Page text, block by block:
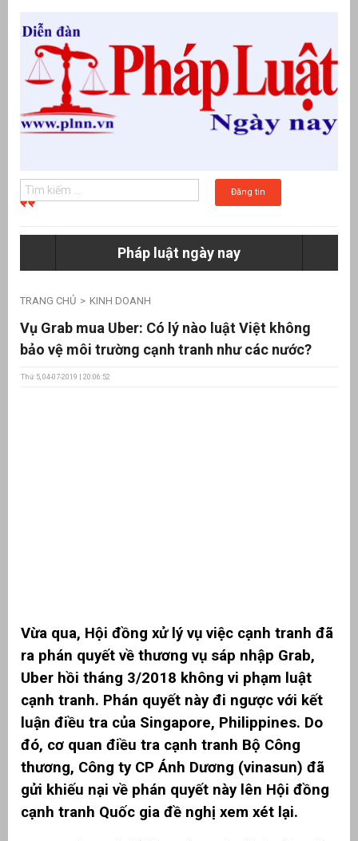
Đăng tin
Pháp luật ngày nay
TRANG CHỦ KINH DOANH
Vụ Grab mua Uber: Có lý nào luật Việt không
bảo vệ môi trường cạnh tranh như các nước?
Thứ 5, 04-07-2019 | 20:06:52
Vừa qua, Hội đồng xử lý vụ việc cạnh tranh đã
ra phán quyết về thương vụ sáp nhập Grab,
Uber hồi tháng 3/2018 không vi phạm luật
cạnh tranh. Phán quyết này đi ngược với kết
luận điều tra của Singapore, Philippines. Do
đó, cơ quan điều tra cạnh tranh Bộ Công
thương, Công ty CP Ánh Dương (vinasun) đã
gửi khiếu nại về phán quyết này lên Hội đồng
cạnh tranh Quốc gia đề nghị xem xét lại.